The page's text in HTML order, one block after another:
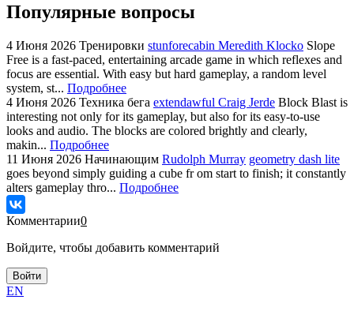
Популярные вопросы
4 Июня 2026 Тренировки stunforecabin Meredith Klocko Slope
Free is a fast-paced, entertaining arcade game in which reflexes and
focus are essential. With easy but hard gameplay, a random level
system, st... Подробнее
4 Июня 2026 Техника бега extendawful Craig Jerde Block Blast is
interesting not only for its gameplay, but also for its easy-to-use
looks and audio. The blocks are colored brightly and clearly,
makin... Подробнее
11 Июня 2026 Начинающим Rudolph Murray geometry dash lite
goes beyond simply guiding a cube fr om start to finish; it constantly
alters gameplay thro... Подробнее
Комментарии0
Войдите, чтобы добавить комментарий
Войти
EN